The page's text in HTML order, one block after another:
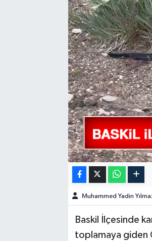
Muhammed Yadin
Baskil İlçesinde
toplamaya giden
HABERDE İNSAN
KÜLTÜR-SANAT
MAGAZİN
ÖZEL HABER